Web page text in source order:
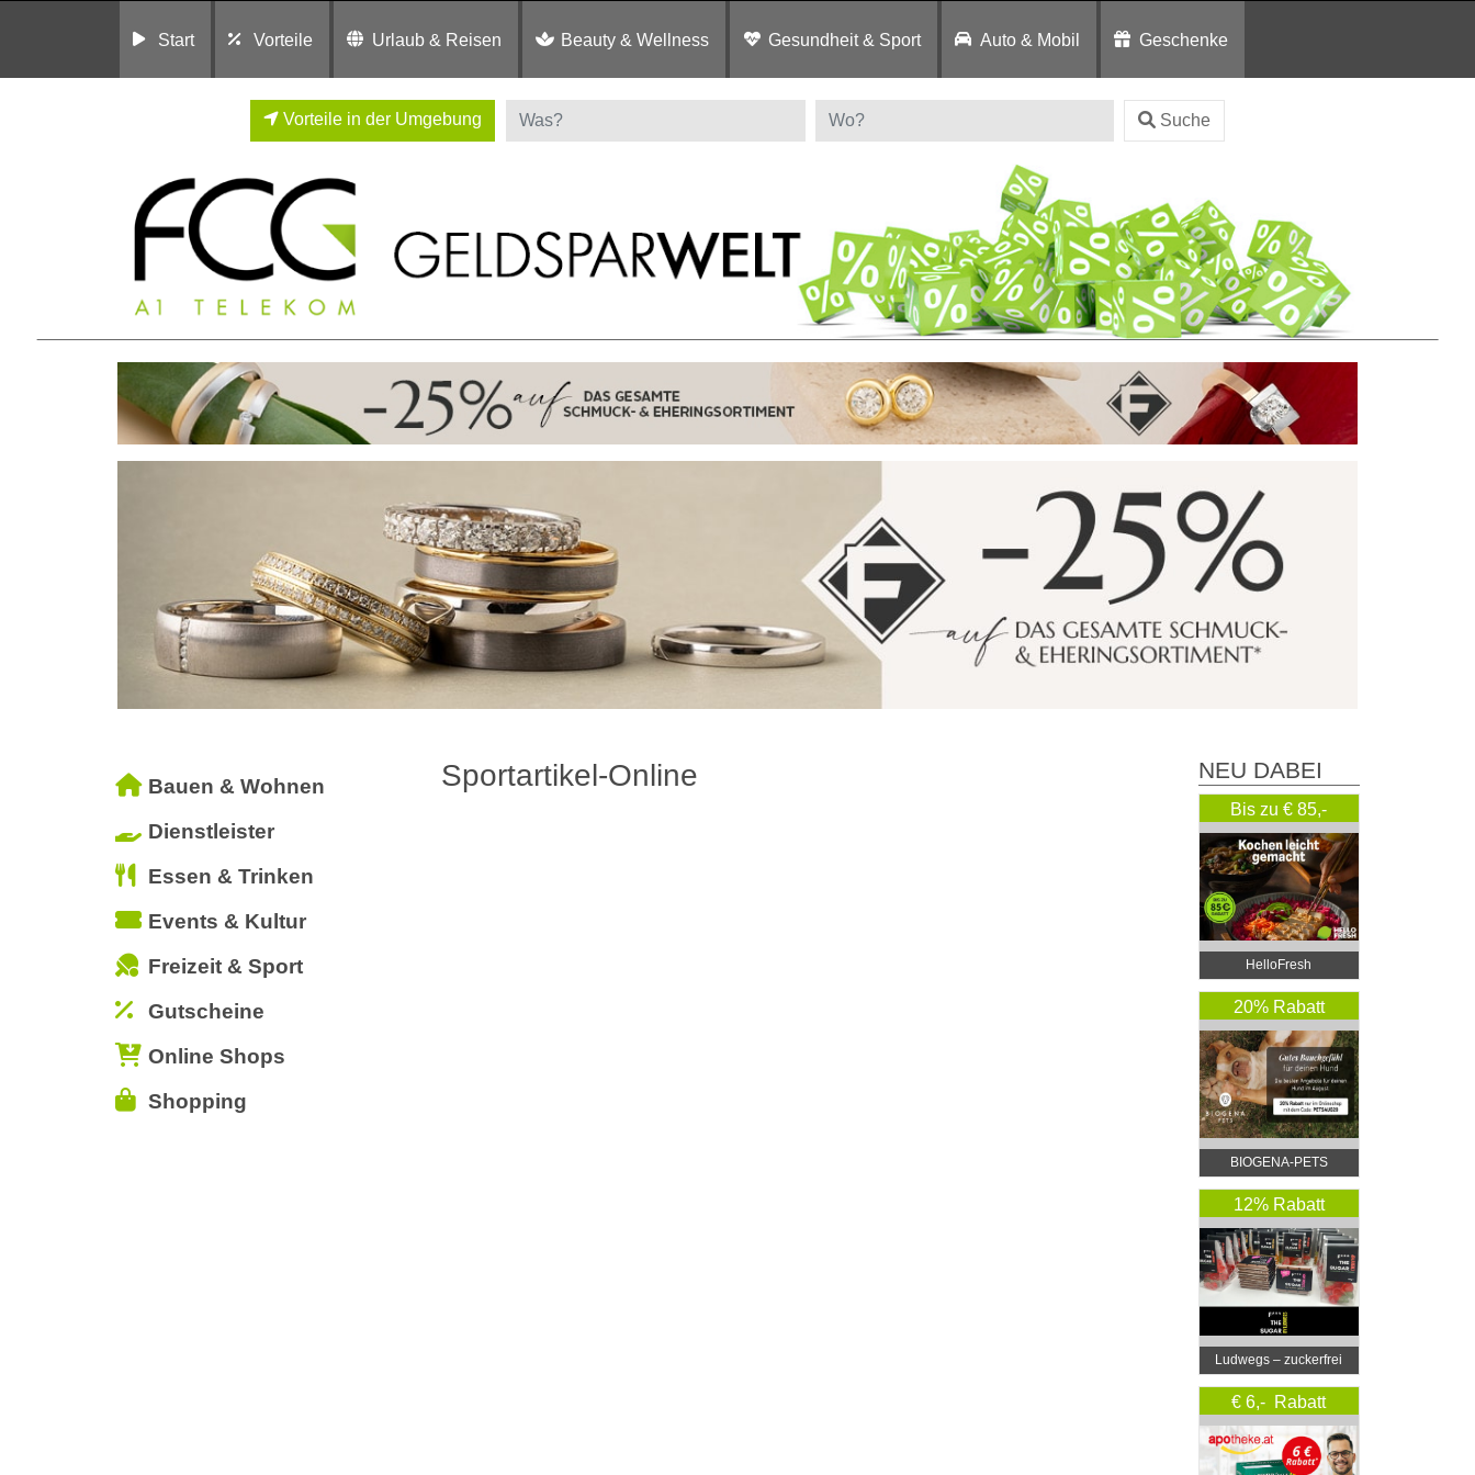
Start Vorteile Urlaub & Reisen Beauty & Wellness Gesundheit & Sport Auto & Mobil Geschenke
Vorteile in der Umgebung Suche
Bauen & Wohnen
Dienstleister
Essen & Trinken
Events & Kultur
Freizeit & Sport
Gutscheine
Online Shops
Shopping
Sportartikel-Online NEU DABEI
Bis zu € 85,-
Rabatt
HelloFresh
20% Rabatt
BIOGENA-PETS
12% Rabatt
Ludwegs – zuckerfrei
leben
€ 6,- Rabatt